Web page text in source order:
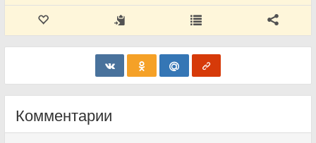
Комментарии